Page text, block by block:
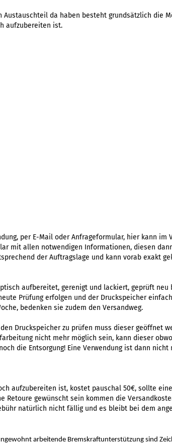
da haben besteht grundsätzlich die
aufzubereiten ist.
per E-Mail oder Anfrageformular, hier kann im
mit allen notwendigen Informationen, diesen
der Auftragslage und kann vorab exakt
aufbereitet, gerenigt und lackiert, geprüft
Prüfung erfolgen und der Druckspeicher
bedenken sie zudem den Versandweg.
Druckspeicher zu prüfen muss dieser geöffnet
nicht mehr möglich sein, kann dieser
die Entsorgung! Eine Verwendung ist dann
aufzubereiten ist, kostet pauschal 50€, sollte
Retoure gewünscht sein kommen die
natürlich nicht fällig und es bleibt bei dem
arbeitende Bremskraftunterstützung sind